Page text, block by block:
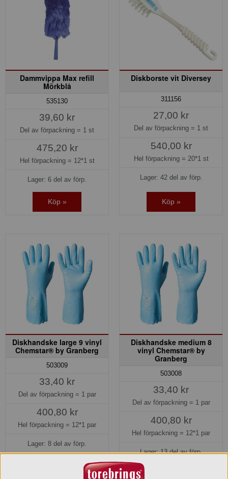
Dammvippa Max refill
Mörkblå
535130
39,60 kr
Del av förpackning = 1 st
475,20 kr
Hel förpackning = 12*1 st
Lager: 6 del av förp.
Köp »
Diskborste vit Diversey
311156
27,00 kr
Del av förpackning = 1 st
540,00 kr
Hel förpackning = 20*1 st
Lager: 42 del av förp.
Köp »
Diskhandske large 9 vinyl
Chemstar® by Granberg
503009
33,40 kr
Del av förpackning = 1 par
400,80 kr
Hel förpackning = 12*1 par
Lager: 8 del av förp.
Diskhandske medium 8
vinyl Chemstar® by
Granberg
503008
33,40 kr
Del av förpackning = 1 par
400,80 kr
Hel förpackning = 12*1 par
Lager: 13 del av förp.